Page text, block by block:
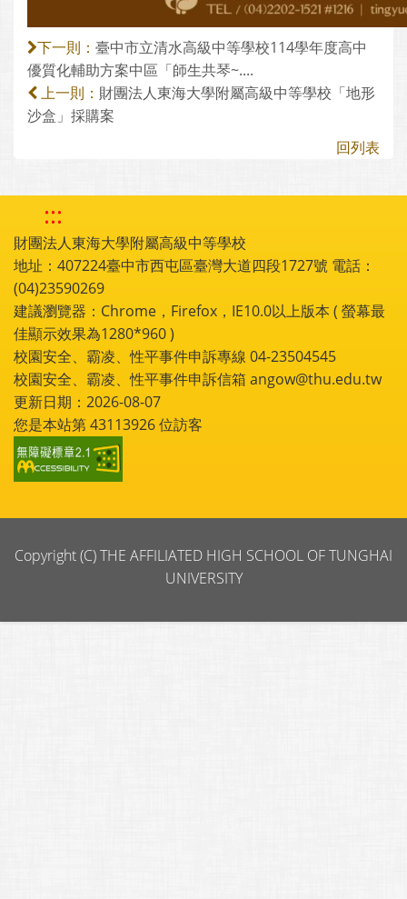
下一則： 臺中市立清水高級中等學校114學年度高中
優質化輔助方案中區「師生共琴~....
上一則： 財團法人東海大學附屬高級中等學校「地形
沙盒」採購案
回列表
:::
財團法人東海大學附屬高級中等學校
地址：407224臺中市西屯區臺灣大道四段1727號 電話：
(04)23590269
建議瀏覽器：Chrome，Firefox，IE10.0以上版本 ( 螢幕最
佳顯示效果為1280*960 )
校園安全、霸凌、性平事件申訴專線 04-23504545
校園安全、霸凌、性平事件申訴信箱 angow@thu.edu.tw
更新日期：2026-08-07
您是本站第43113926位訪客
Copyright (C) THE AFFILIATED HIGH SCHOOL OF TUNGHAI
UNIVERSITY